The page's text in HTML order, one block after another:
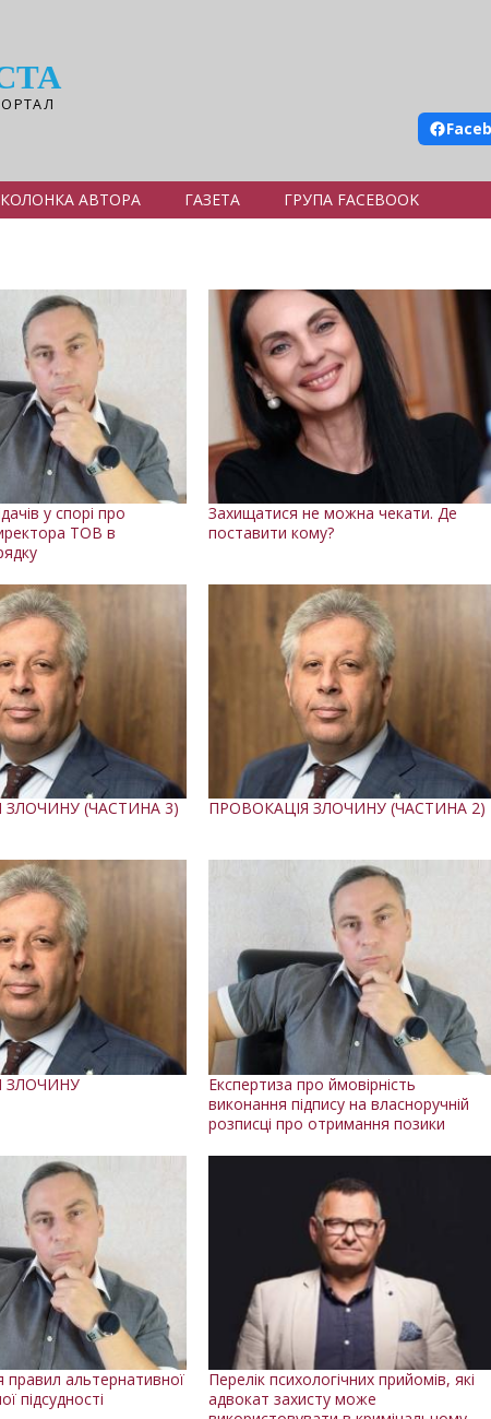
КОЛОНКА АВТОРА ГАЗЕТА ГРУПА FACEBOOK
у спорі про
ТОВ в
Захищатися не можна чекати. Де
поставити кому?
ЗЛОЧИНУ (ЧАСТИНА 3) ПРОВОКАЦІЯ ЗЛОЧИНУ (ЧАСТИНА 2)
ЗЛОЧИНУ
Експертиза про ймовірність
виконання підпису на власноручній
розписці про отримання позики
правил альтернативної
підсудності
Перелік психологічних прийомів, які
адвокат захисту може